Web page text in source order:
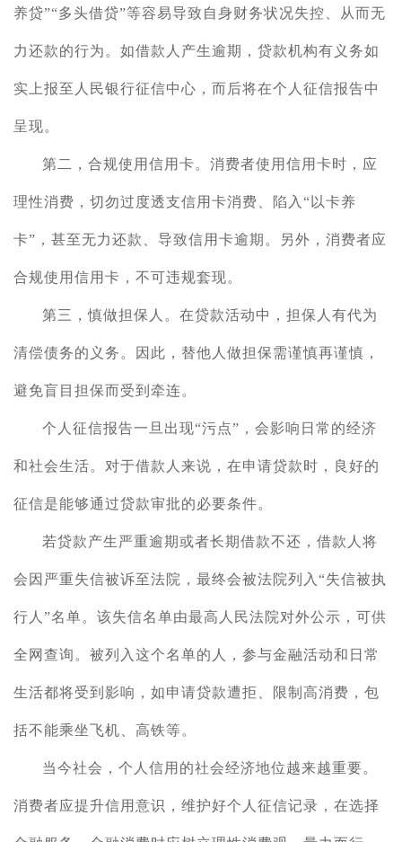
养贷”“多头借贷”等容易导致自身财务状况失控、从而无
力还款的行为 。 如借款人产生逾期 ， 贷款机构有义务如
实上报至人民银行征信中心，而后将在个人征信报告中
呈现。
第二，合规使用信用卡。消费者使用信用卡时， 应
理性消费， 切勿过度透支信用卡消费 陷入 “以卡养
卡” ， 甚至无力还款、导致信用卡逾期。另外，消费者应
合规使用信用卡，不可违规套现。
第三，慎做担保人。在贷款活动中，担保人有代为
清偿债务的义务。 因此，替他人做担保需谨慎再谨慎，
避免盲目担保而受到牵连。
个人征信报告一旦出现“污点”，会影响日常的经济
和社会生活。对于借款人来说，在申请贷款时，良好的
征信是能够通过贷款审批的必要条件。
若贷款产生严重逾期或者长期借款不还 ， 借款人将
会因 严重失信被诉至法院，最终会被法院列入 “失信被执
行人”名单。该失信名单由最高人民法院对外公示，可供
全网查询。被列入这个名单的人， 参与金融活动和 日常
生活都将受到影响，如申请贷款遭拒、 限制高消费，包
括不能乘坐飞机、高铁等。
当今社会 ， 个人信用的社会经济地位越来越重要。
消费者应提升信用意识，维护好个人征信记录，在选择